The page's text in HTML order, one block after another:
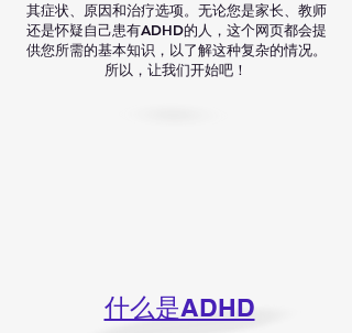
其症状、原因和治疗选项。无论您是家长、教师
还是怀疑自己患有ADHD的人，这个网页都会提
供您所需的基本知识，以了解这种复杂的情况。
所以，让我们开始吧！
什么是ADHD